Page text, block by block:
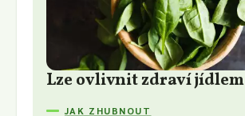
Lze ovlivnit zdraví jídlem
JAK ZHUBNOUT